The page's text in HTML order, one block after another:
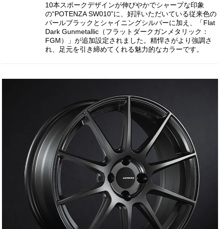
10本スポークデザインが伸びやかでシャープな印象
の“POTENZA SW010”に、好評いただいている従来色の
パールブラックとシャイニングシルバーに加え、「Flat
Dark Gunmetallic（フラットダークガンメタリック：
FGM）」が追加設定されました。精悍さがより強調さ
れ、足元を引き締めてくれる魅力的なカラーです。